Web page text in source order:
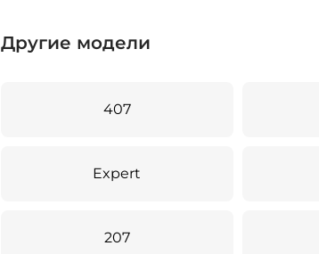
Другие модели
407
Expert
207